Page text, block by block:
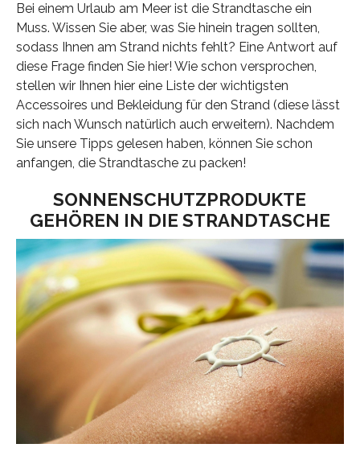
Bei einem Urlaub am Meer ist die Strandtasche ein
Muss. Wissen Sie aber, was Sie hinein tragen sollten,
sodass Ihnen am Strand nichts fehlt? Eine Antwort auf
diese Frage finden Sie hier! Wie schon versprochen,
stellen wir Ihnen hier eine Liste der wichtigsten
Accessoires und Bekleidung für den Strand (diese lässt
sich nach Wunsch natürlich auch erweitern). Nachdem
Sie unsere Tipps gelesen haben, können Sie schon
anfangen, die Strandtasche zu packen!
SONNENSCHUTZPRODUKTE
GEHÖREN IN DIE STRANDTASCHE